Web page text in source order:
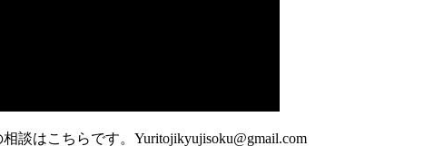
談はこちらです。Yuritojikyujisoku@gmail.com